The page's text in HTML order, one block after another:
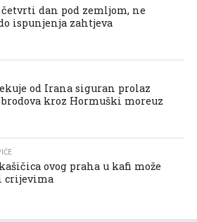
dan pod zemljom, ne
ispunjenja zahtjeva
od Irana siguran prolaz
kroz Hormuški moreuz
ovog praha u kafi može
crijevima